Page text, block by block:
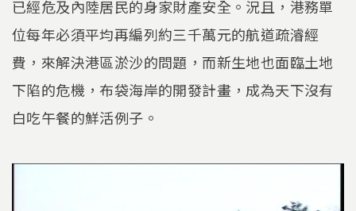
已經危及內陸居民的身家財產安全。況且，港務單
位每年必須平均再編列約三千萬元的航道疏濬經
費，來解決港區淤沙的問題，而新生地也面臨土地
下陷的危機，布袋海岸的開發計畫，成為天下沒有
白吃午餐的鮮活例子。